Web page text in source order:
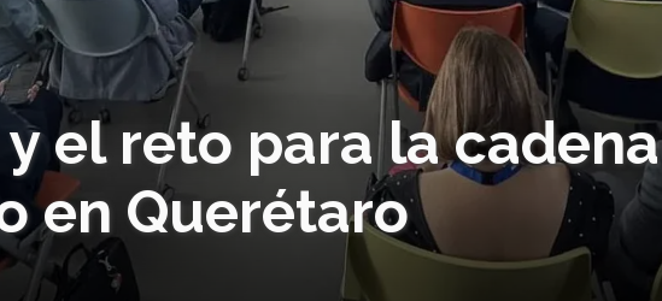
el reto para la cadena
en Querétaro